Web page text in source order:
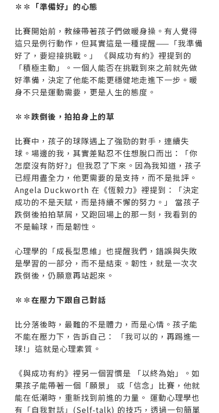
✽✽「準備好」的心態
比賽開始前，教練帶著孩子們做暖身操。有人覺得
這只是例行動作，但其實這是一種提醒——「我準備
好了，要迎接挑戰。」 《與成功有約》裡提到的
「積極主動」。一個人能否在挑戰到來之前就先做
好準備，決定了他能不能更穩健地走進下一步。暖
身不只是運動需要，更是人生的態度。
✽✽跌倒後，拍拍身上的草
比賽中，孩子的球隊遇上了強勁的對手，連續失
球。場邊的我，其實差點忍不住想脫口而出：「你
怎麼沒有防好?」但我忍了下來。因為我知道，孩子
已經用盡全力，他更需要的是支持，而不是批評。
Angela Duckworth 在《恆毅力》裡提到：「決定
成功的不是天賦，而是持續不懈的努力。」 當孩子
跌倒後拍拍草屑，又跑回場上的那一刻，我看到的
不是輸球，而是韌性。
心理學的「成長型思維」也提醒我們，錯誤與失敗
是學習的一部分，而不是結束。韌性，就是一次次
跌倒後，仍願意再站起來。
✽✽在壓力下跟自己對話
比分落後時，最難的不是體力，而是心情。孩子能
不能在壓力下，告訴自己： 「我可以的，再踢進一
球!」這就是心理素質。
《與成功有約》裡另一個習慣是 「以終為始」。如
果孩子能帶著一個「願景」 或「信念」比賽，他就
能在低潮時，重新找到前進的力量。 運動心理學也
有「自我對話」(Self-talk) 的技巧，透過一句簡單